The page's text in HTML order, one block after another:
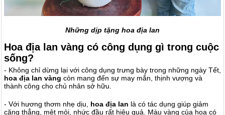
Những dịp tặng hoa địa lan
Hoa địa lan vàng có công dụng gì trong cuộc
sống?
- Không chỉ dừng lại với công dụng trưng bày trong những ngày Tết,
hoa địa lan vàng còn mang đến sự may mắn, thịnh vượng và
thành công cho chủ nhân sở hữu.
- Với hương thơm nhẹ dịu, hoa địa lan là có tác dụng giúp giảm
căng thẳng, mệt mỏi, nhức đầu rất hiệu quả. Màu vàng của hoa có